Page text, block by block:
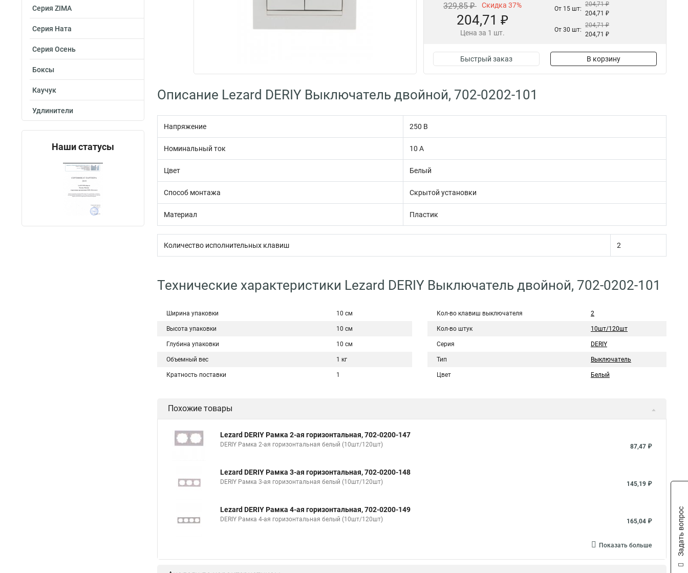
Серия ZIMA
Серия Ната
Серия Осень
Боксы
Каучук
Удлинители
Наши статусы
329,85 ₽ Скидка 37%
204,71 ₽
Цена за 1 шт.
От 15 шт:
204,71 ₽
204,71 ₽
От 30 шт:
204,71 ₽
204,71 ₽
Быстрый заказ В корзину
Описание Lezard DERIY Выключатель двойной, 702-0202-101
Напряжение 250 В
Номинальный ток 10 А
Цвет Белый
Способ монтажа Скрытой установки
Материал Пластик
Количество исполнительных клавиш 2
Технические характеристики Lezard DERIY Выключатель двойной, 702-0202-101
Ширина упаковки 10 см
Высота упаковки 10 см
Глубина упаковки 10 см
Объемный вес 1 кг
Кратность поставки 1
Кол-во клавиш выключателя 2
Кол-во штук 10шт/120шт
Серия DERIY
Тип Выключатель
Цвет Белый
Похожие товары
Lezard DERIY Рамка 2-ая горизонтальная, 702-0200-147
DERIY Рамка 2-ая горизонтальная белый (10шт/120шт) 87,47 ₽
Lezard DERIY Рамка 3-ая горизонтальная, 702-0200-148
DERIY Рамка 3-ая горизонтальная белый (10шт/120шт) 145,19 ₽
Lezard DERIY Рамка 4-ая горизонтальная, 702-0200-149
DERIY Рамка 4-ая горизонтальная белый (10шт/120шт) 165,04 ₽
Показать больше Задать вопрос